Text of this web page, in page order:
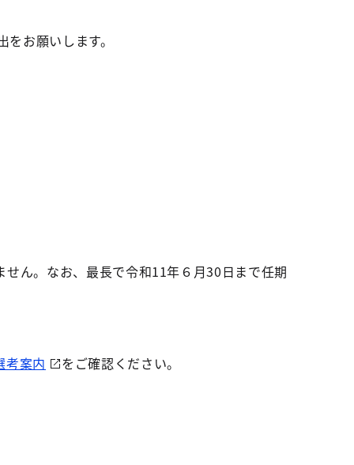
お願いします。
ん。なお、最長で令和11年６月30日まで任期
考案内
をご確認ください。